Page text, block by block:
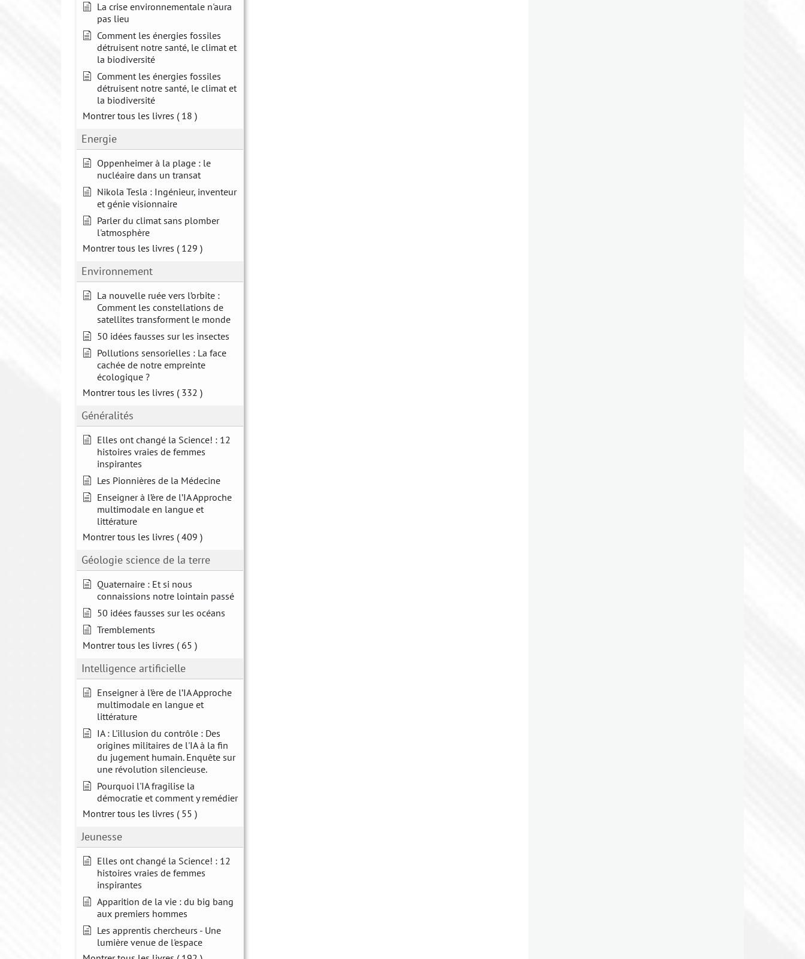
La crise environnementale n'aura
pas lieu
Comment les énergies fossiles
détruisent notre santé, le climat et
la biodiversité
Comment les énergies fossiles
détruisent notre santé, le climat et
la biodiversité
Montrer tous les livres ( 18 )
Energie
Oppenheimer à la plage : le
nucléaire dans un transat
Nikola Tesla : Ingénieur, inventeur
et génie visionnaire
Parler du climat sans plomber
l'atmosphère
Montrer tous les livres ( 129 )
Environnement
La nouvelle ruée vers l’orbite :
Comment les constellations de
satellites transforment le monde
50 idées fausses sur les insectes
Pollutions sensorielles : La face
cachée de notre empreinte
écologique ?
Montrer tous les livres ( 332 )
Généralités
Elles ont changé la Science! : 12
histoires vraies de femmes
inspirantes
Les Pionnières de la Médecine
Enseigner à l’ère de l’IA Approche
multimodale en langue et
littérature
Montrer tous les livres ( 409 )
Géologie science de la terre
Quaternaire : Et si nous
connaissions notre lointain passé
50 idées fausses sur les océans
Tremblements
Montrer tous les livres ( 65 )
Intelligence artificielle
Enseigner à l’ère de l’IA Approche
multimodale en langue et
littérature
IA : L'illusion du contrôle : Des
origines militaires de l'IA à la fin
du jugement humain. Enquête sur
une révolution silencieuse.
Pourquoi l'IA fragilise la
démocratie et comment y remédier
Montrer tous les livres ( 55 )
Jeunesse
Elles ont changé la Science! : 12
histoires vraies de femmes
inspirantes
Apparition de la vie : du big bang
aux premiers hommes
Les apprentis chercheurs - Une
lumière venue de l'espace